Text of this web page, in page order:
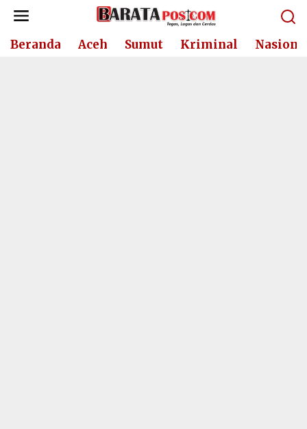
Lewati
konten
Beranda Aceh Sumut Kriminal